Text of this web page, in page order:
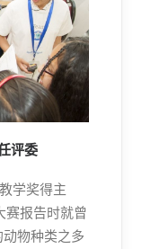
评委
学奖得主
赛报告时就曾
物种类之多